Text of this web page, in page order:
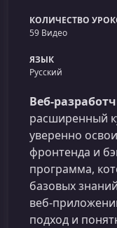
КОЛИЧЕСТВО
59 Видео
ЯЗЫК
Русский
расширенный
уверенно
фронтенда и
программа,
базовых
подход и